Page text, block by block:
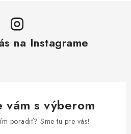
na Instagrame
vám s výberom
poradiť? Sme tu pre vás!